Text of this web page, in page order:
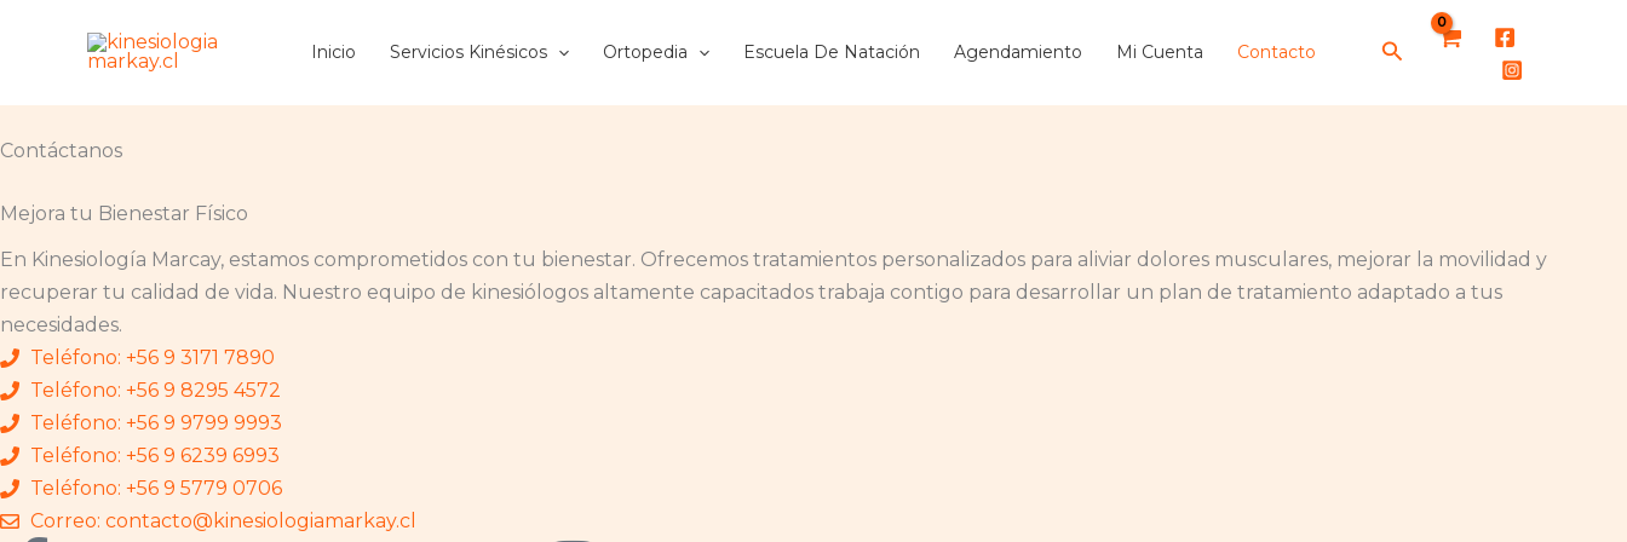
Inicio Servicios Kinésicos Ortopedia Escuela De Natación Agendamiento Mi Cuenta Contacto Buscar
Contáctanos
Mejora tu Bienestar Físico
En Kinesiología Marcay, estamos comprometidos con tu bienestar. Ofrecemos tratamientos personalizados para aliviar dolores musculares, mejorar la movilidad y
recuperar tu calidad de vida. Nuestro equipo de kinesiólogos altamente capacitados trabaja contigo para desarrollar un plan de tratamiento adaptado a tus
necesidades.
Teléfono: +56 9 3171 7890
Teléfono: +56 9 8295 4572
Teléfono: +56 9 9799 9993
Teléfono: +56 9 6239 6993
Teléfono: +56 9 5779 0706
Correo: contacto@kinesiologiamarkay.cl